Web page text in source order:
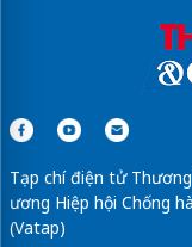
Tạp chí điện tử
ương Hiệp hội Chống
(Vatap)